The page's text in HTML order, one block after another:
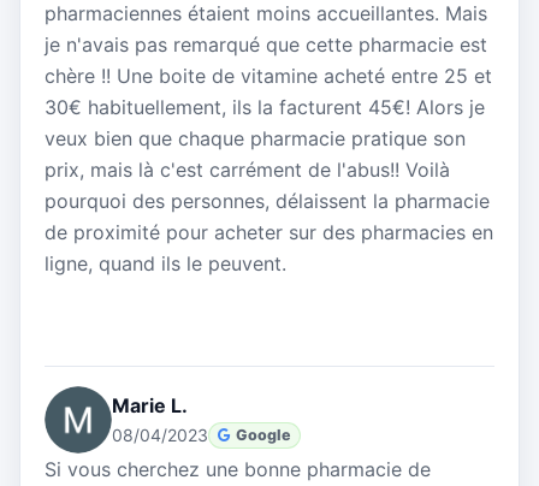
pharmaciennes étaient moins accueillantes. Mais
je n'avais pas remarqué que cette pharmacie est
chère !! Une boite de vitamine acheté entre 25 et
30€ habituellement, ils la facturent 45€! Alors je
veux bien que chaque pharmacie pratique son
prix, mais là c'est carrément de l'abus!! Voilà
pourquoi des personnes, délaissent la pharmacie
de proximité pour acheter sur des pharmacies en
ligne, quand ils le peuvent.
Marie L.
08/04/2023 Google
Si vous cherchez une bonne pharmacie de